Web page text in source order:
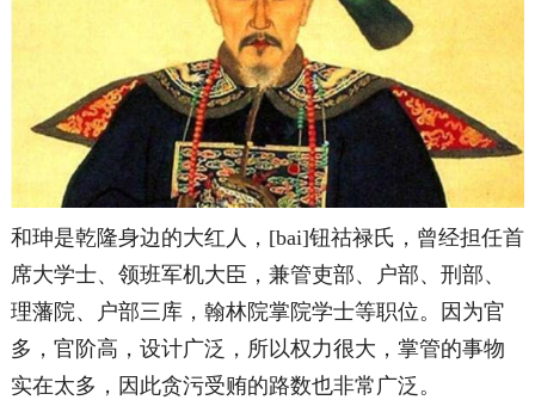
和珅是乾隆身边的大红人，[bai]钮祜禄氏，曾经担任首
席大学士、领班军机大臣，兼管吏部、户部、刑部、
理藩院、户部三库，翰林院掌院学士等职位。因为官
多，官阶高，设计广泛，所以权力很大，掌管的事物
实在太多，因此贪污受贿的路数也非常广泛。